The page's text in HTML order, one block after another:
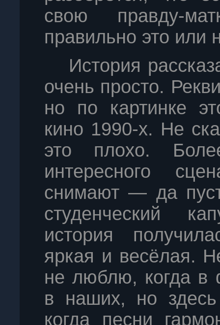
свою правду-
правильно это или
История
очень просто.
но по картинке
кино 1990-х. Не
это плохо.
интересного
снимают — да
студенческий
история
яркая и весёлая.
не люблю, когда в
в наших, но
когда песни